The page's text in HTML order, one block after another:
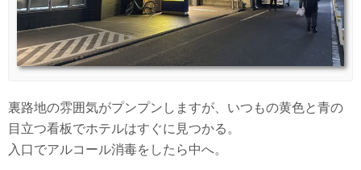
裏路地の雰囲気がプンプンしますが、いつもの黄色と青の
目立つ看板でホテルはすぐに見つかる。
入口でアルコール消毒をしたら中へ。